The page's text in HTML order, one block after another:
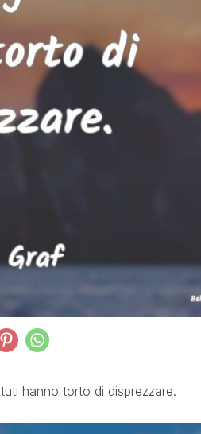
hanno torto di disprezzare.